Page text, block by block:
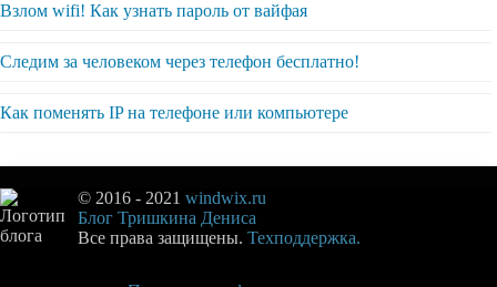
Взлом wifi! Как узнать пароль от вайфая
Следим за человеком через телефон бесплатно!
Как поменять IP на телефоне или компьютере
© 2016 - 2021 windwix.ru
Блог Тришкина Дениса
Все права защищены. Техподдержка.